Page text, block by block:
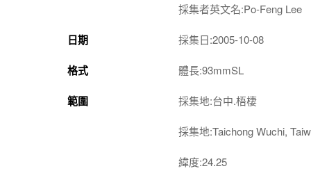
採集者英文名:Po-Feng Lee
日期 採集日:2005-10-08
格式 體長:93mmSL
範圍 採集地:台中.梧棲
採集地:Taichong Wuchi,
緯度:24.25